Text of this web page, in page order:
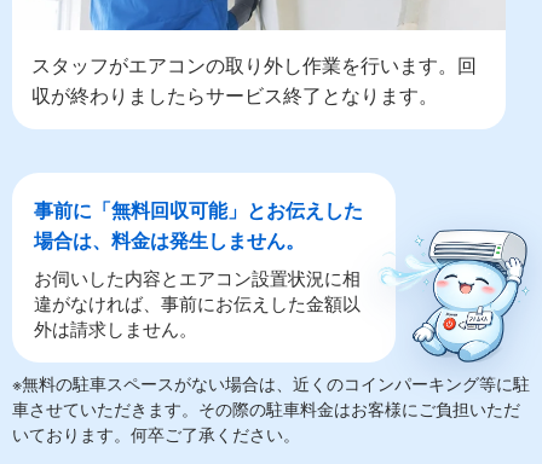
スタッフがエアコンの取り外し作業を行います。回
収が終わりましたらサービス終了となります。
事前に「無料回収可能」とお伝えした
場合は、料金は発生しません。
お伺いした内容とエアコン設置状況に相
違がなければ、事前にお伝えした金額以
外は請求しません。
※無料の駐車スペースがない場合は、近くのコインパーキング等に駐
車させていただきます。その際の駐車料金はお客様にご負担いただ
いております。何卒ご了承ください。